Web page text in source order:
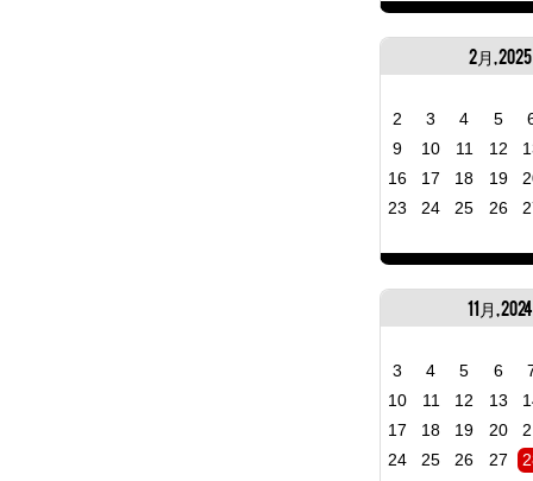
2月, 2025
2 3 4 5
9
10 11 12
16
17 18 19
23
24 25 26
11月, 2024
3 4 5 6
10
11 12 13
17
18 19 20
24
25 26 27